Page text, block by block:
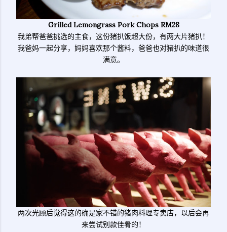
Grilled Lemongrass Pork Chops RM28
我弟帮爸爸挑选的主食，这份猪扒饭超大份，有两大片猪扒！
我爸妈一起分享，妈妈喜欢那个酱料，爸爸也对猪扒的味道很
满意。
两次光顾后觉得这的确是家不错的猪肉料理专卖店，以后会再
来尝试别款佳肴的！